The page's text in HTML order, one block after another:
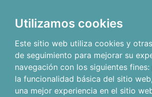
Utilizamos cookies
Este sitio web utiliza cookies y
de seguimiento para mejorar su
navegación con los siguientes fines:
la funcionalidad básica del sitio web,
una mejor experiencia en el sitio